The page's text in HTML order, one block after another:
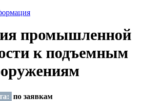
промышленной
к подъемным
по заявкам